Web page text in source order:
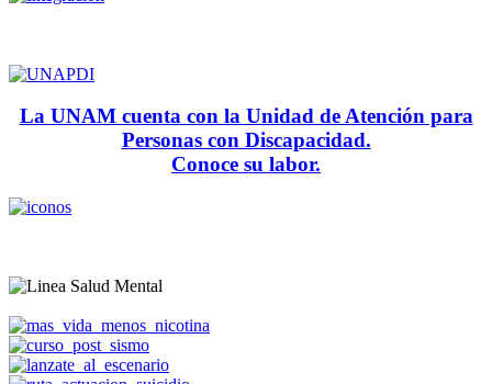
La UNAM cuenta con la Unidad de Atención para
Personas con Discapacidad.
Conoce su labor.